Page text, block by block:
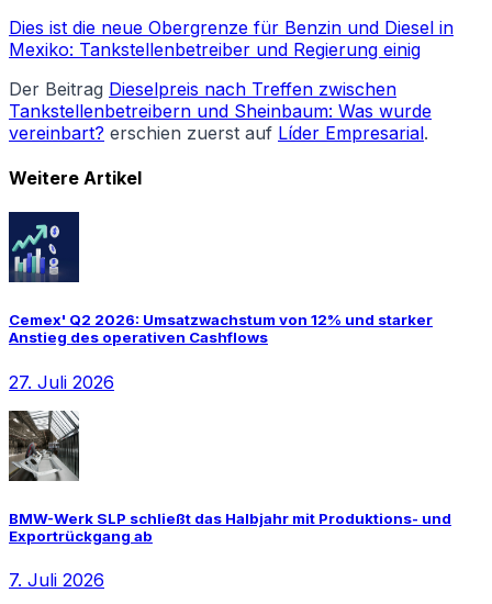
Dies ist die neue Obergrenze für Benzin und Diesel in
Mexiko: Tankstellenbetreiber und Regierung einig
Der Beitrag Dieselpreis nach Treffen zwischen
Tankstellenbetreibern und Sheinbaum: Was wurde
vereinbart? erschien zuerst auf Líder Empresarial.
Weitere Artikel
Cemex' Q2 2026: Umsatzwachstum von 12% und starker
Anstieg des operativen Cashflows
27. Juli 2026
BMW-Werk SLP schließt das Halbjahr mit Produktions- und
Exportrückgang ab
7. Juli 2026